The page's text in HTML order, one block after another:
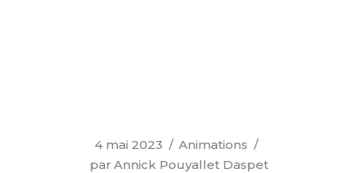
4 mai 2023
Animations
par Annick Pouyallet Daspet